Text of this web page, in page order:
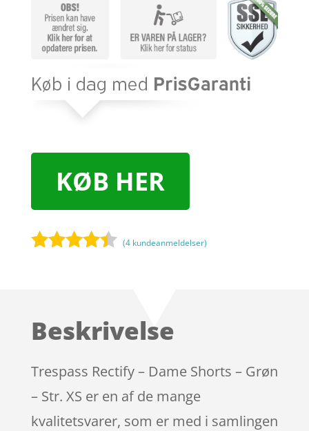
KØB HER
på
mmelser
(4 kundeanmeldelser)
Beskrivelse
Trespass Rectify – Dame Shorts – Grøn
– Str. XS er en af de mange
kvalitetsvarer, som er med i samlingen